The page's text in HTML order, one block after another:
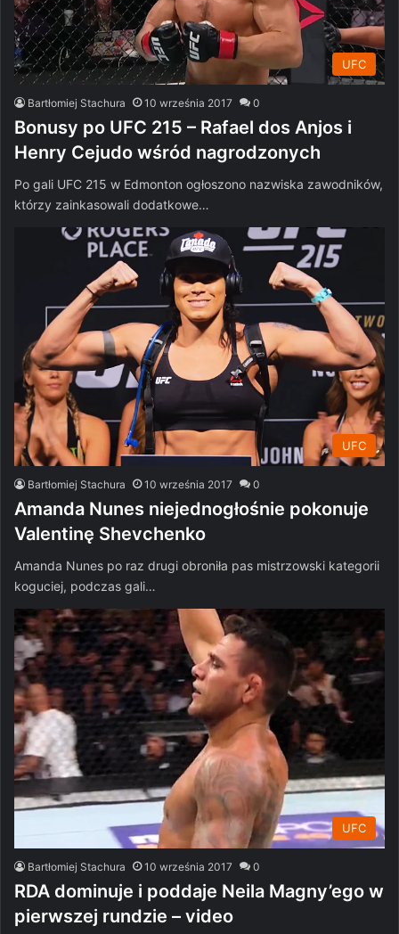
UFC
Bartłomiej Stachura 10 września 2017 0
Bonusy po UFC 215 – Rafael dos Anjos i
Henry Cejudo wśród nagrodzonych
Po gali UFC 215 w Edmonton ogłoszono nazwiska zawodników,
którzy zainkasowali dodatkowe…
UFC
Bartłomiej Stachura 10 września 2017 0
Amanda Nunes niejednogłośnie pokonuje
Valentinę Shevchenko
Amanda Nunes po raz drugi obroniła pas mistrzowski kategorii
koguciej, podczas gali…
UFC
Bartłomiej Stachura 10 września 2017 0
RDA dominuje i poddaje Neila Magny’ego w
pierwszej rundzie – video